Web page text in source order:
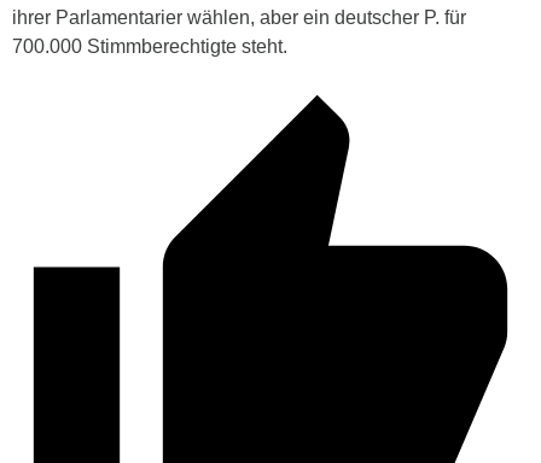
ihrer Parlamentarier wählen, aber ein deutscher P. für
700.000 Stimmberechtigte steht.